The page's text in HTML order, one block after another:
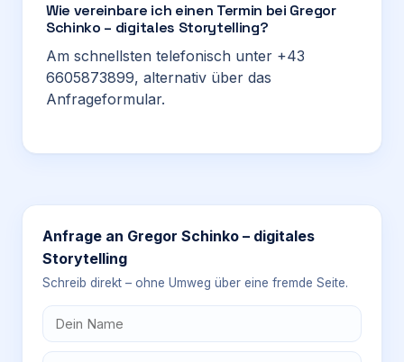
Wie vereinbare ich einen Termin bei Gregor
Schinko – digitales Storytelling?
Am schnellsten telefonisch unter +43
6605873899, alternativ über das
Anfrageformular.
Anfrage an Gregor Schinko – digitales
Storytelling
Schreib direkt – ohne Umweg über eine fremde Seite.